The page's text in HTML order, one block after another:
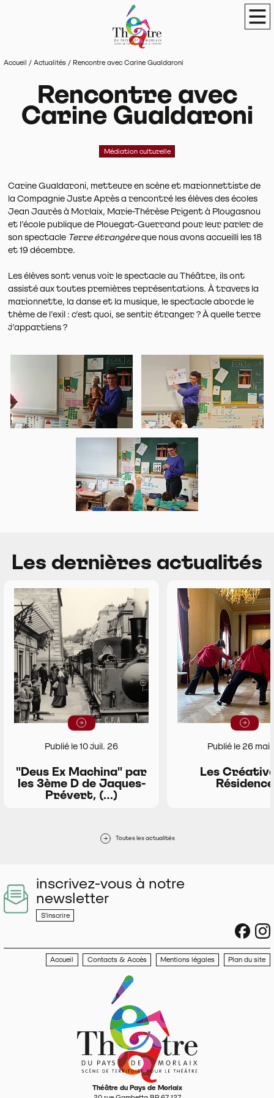
Théâtre du Pays de Morlaix Scène de
Accueil / Actualités / Rencontre avec Carine Gualdaroni
Rencontre avec
Carine Gualdaroni
Médiation culturelle
Carine Gualdaroni, metteure en scène et marionnettiste de
la Compagnie Juste Après a rencontré les élèves des écoles
Jean Jaurès à Morlaix, Marie-Thérèse Prigent à Plougasnou
et l’école publique de Plouegat-Guerrand pour leur parler de
son spectacle Terre étrangèreque nous avons accueilli les 18
et 19 décembre.
Les élèves sont venus voir le spectacle au Théâtre, ils ont
assisté aux toutes premières représentations. À travers la
marionnette, la danse et la musique, le spectacle aborde le
thème de l’exil : c’est quoi, se sentir étranger ? À quelle terre
j’appartiens ?
Les dernières actualités
Lire la suite
Publié le 10 juil. 26
"Deus Ex Machina" par
les 3ème D de Jaques-
Prévert, (…)
Lire la
Publié le 26 mai
Les
Résidence
Toutes les actualités
inscrivez-vous à notre
newsletter
S'inscrire
Accueil Contacts & Accès Mentions légales Plan du site
Théâtre du Pays de Morlaix